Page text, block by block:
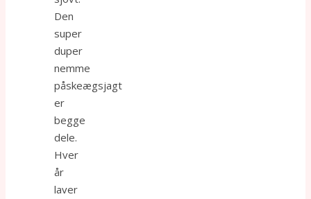
Den
super
duper
nemme
påskeægsjagt
er
begge
dele.
Hver
år
laver